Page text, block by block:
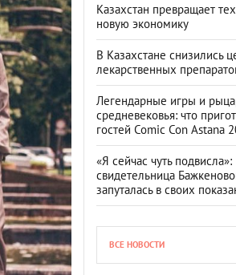
Казахстан превращает
новую экономику
В Казахстане снизились
лекарственных
Легендарные игры и
средневековья: что
гостей Comic Con Astana
«Я сейчас чуть подвисла»:
свидетельница
запуталась в своих
ВСЕ НОВОСТИ